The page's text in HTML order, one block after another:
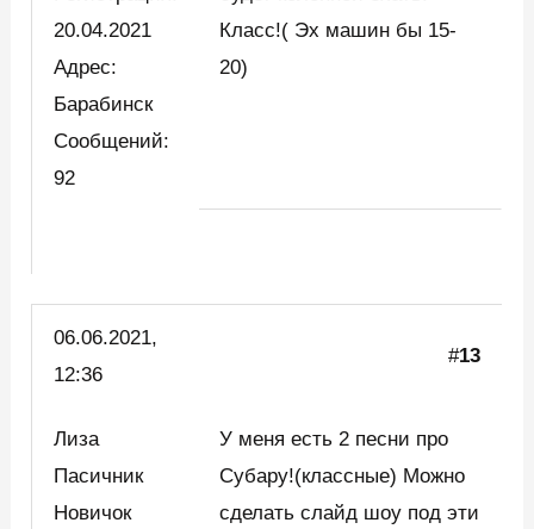
20.04.2021
Адрес:
Барабинск
Сообщений:
92
Класс!( Эх машин бы 15-
20)
06.06.2021,
12:36
#13
Лиза
Пасичник
Новичок
У меня есть 2 песни про
Субару!(классные) Можно
сделать слайд шоу под эти